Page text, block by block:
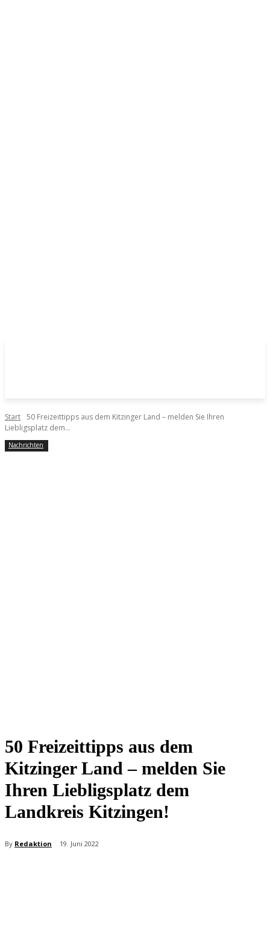
Start 50 Freizeittipps aus dem Kitzinger Land – melden Sie Ihren
Liebligsplatz dem...
Nachrichten
50 Freizeittipps aus dem
Kitzinger Land – melden Sie
Ihren Liebligsplatz dem
Landkreis Kitzingen!
By Redaktion 19. Juni 2022